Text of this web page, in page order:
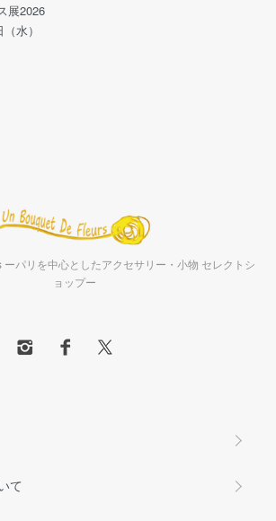
展2026
水）
パリを中心としたアクセサリー・小物 セレクトシ
ョップー
て